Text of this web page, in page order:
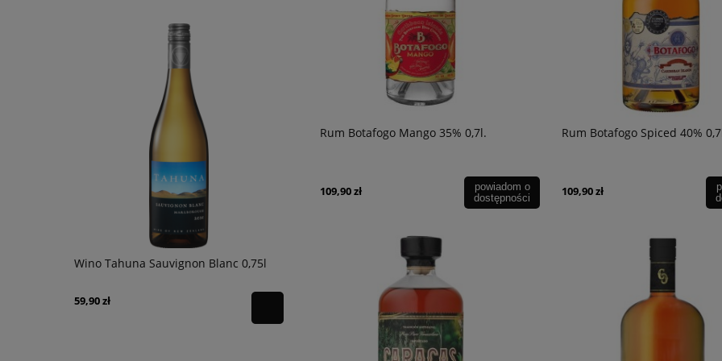
Wino Tahuna Sauvignon Blanc 0,75l
59,90 zł
Wino Familia Oliveda Cava Brut
Wino Lambrusco Giacondi Emilia
Rum Botafogo Mango 35% 0,7l.
109,90 zł
powiadom o
dostępności
Rum Botafogo Spiced 40%
109,90 zł